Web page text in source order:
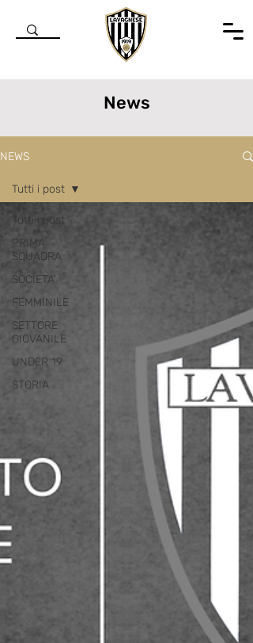
News
NEWS
Tutti i post
PRIMA
SQUADRA
SOCIETA'
FEMMINILE
SETTORE
GIOVANILE
UNDER 19
STORIA
Tutti i post